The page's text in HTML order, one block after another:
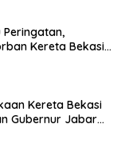
Peringatan,
Kereta Bekasi
Kereta Bekasi
Gubernur Jabar